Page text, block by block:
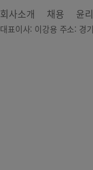
회사소개
채용 윤
대표이사: 이강용 주소: